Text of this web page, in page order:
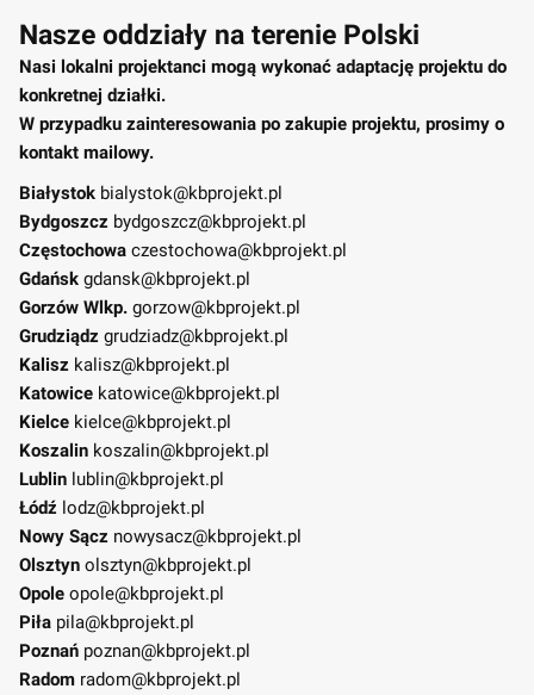
Nasze oddziały na terenie Polski
Nasi lokalni projektanci mogą wykonać adaptację projektu do
konkretnej działki.
W przypadku zainteresowania po zakupie projektu, prosimy o
kontakt mailowy.
Białystok bialystok@kbprojekt.pl
Bydgoszcz bydgoszcz@kbprojekt.pl
Częstochowa czestochowa@kbprojekt.pl
Gdańsk gdansk@kbprojekt.pl
Gorzów Wlkp. gorzow@kbprojekt.pl
Grudziądz grudziadz@kbprojekt.pl
Kalisz kalisz@kbprojekt.pl
Katowice katowice@kbprojekt.pl
Kielce kielce@kbprojekt.pl
Koszalin koszalin@kbprojekt.pl
Lublin lublin@kbprojekt.pl
Łódź lodz@kbprojekt.pl
Nowy Sącz nowysacz@kbprojekt.pl
Olsztyn olsztyn@kbprojekt.pl
Opole opole@kbprojekt.pl
Piła pila@kbprojekt.pl
Poznań poznan@kbprojekt.pl
Radom radom@kbprojekt.pl